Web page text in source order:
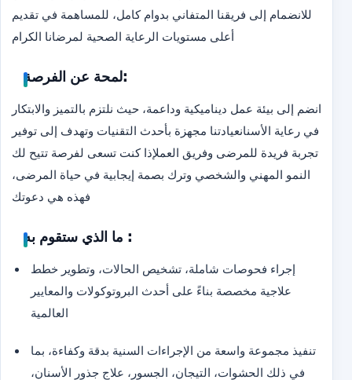
للانضمام إلى فريقنا المتفاني بدوام كامل، للمساهمة في تقديم
أعلى مستويات الرعاية الصحية لمرضانا الكرام
لمحة عن الفرصة:
انضم إلى بيئة عمل ديناميكية وداعمة، حيث نلتزم بالتميز والابتكار
في رعاية الأسنانعيادتنا مجهزة بأحدث التقنيات وتهدف إلى توفير
تجربة فريدة للمرضى وفريق العملإذا كنت تسعى لفرصة تتيح لك
النمو المهني والشخصي وترك بصمة إيجابية في حياة المرضى،
فهذه هي دعوتك
ما الذي ستقوم به :
إجراء فحوصات شاملة، تشخيص الحالات، وتطوير خطط
علاجية مخصصة بناءً على أحدث البروتوكولات والمعايير
العالمية
تنفيذ مجموعة واسعة من الإجراءات السنية بدقة وكفاءة، بما
في ذلك الحشوات، التيجان، الجسور، علاج جذور الأسنان،